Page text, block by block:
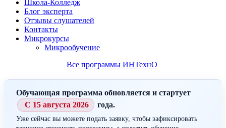
Школа-Колледж
Блог эксперта
Отзывы слушателей
Контакты
Микрокурсы
Микрообучение
Все программы ИНТехнО
Обучающая программа обновляется и стартует
С 15 августа 2026
года.
Уже сейчас вы можете подать заявку, чтобы зафиксировать